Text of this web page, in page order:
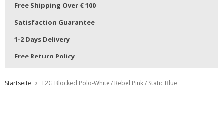
Free Shipping Over € 100
Satisfaction Guarantee
1-2 Days Delivery
Free Return Policy
Startseite T2G Blocked Polo-White / Rebel Pink / Static Blue